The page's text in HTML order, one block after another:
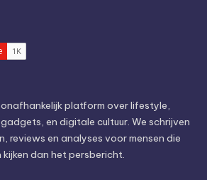
onafhankelijk platform over lifestyle,
en digitale cultuur. We schrijven
reviews en analyses voor mensen die
dan het persbericht.